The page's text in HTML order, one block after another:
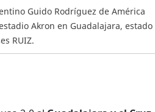
Guido Rodríguez de América
Akron en Guadalajara, estado
RUIZ.